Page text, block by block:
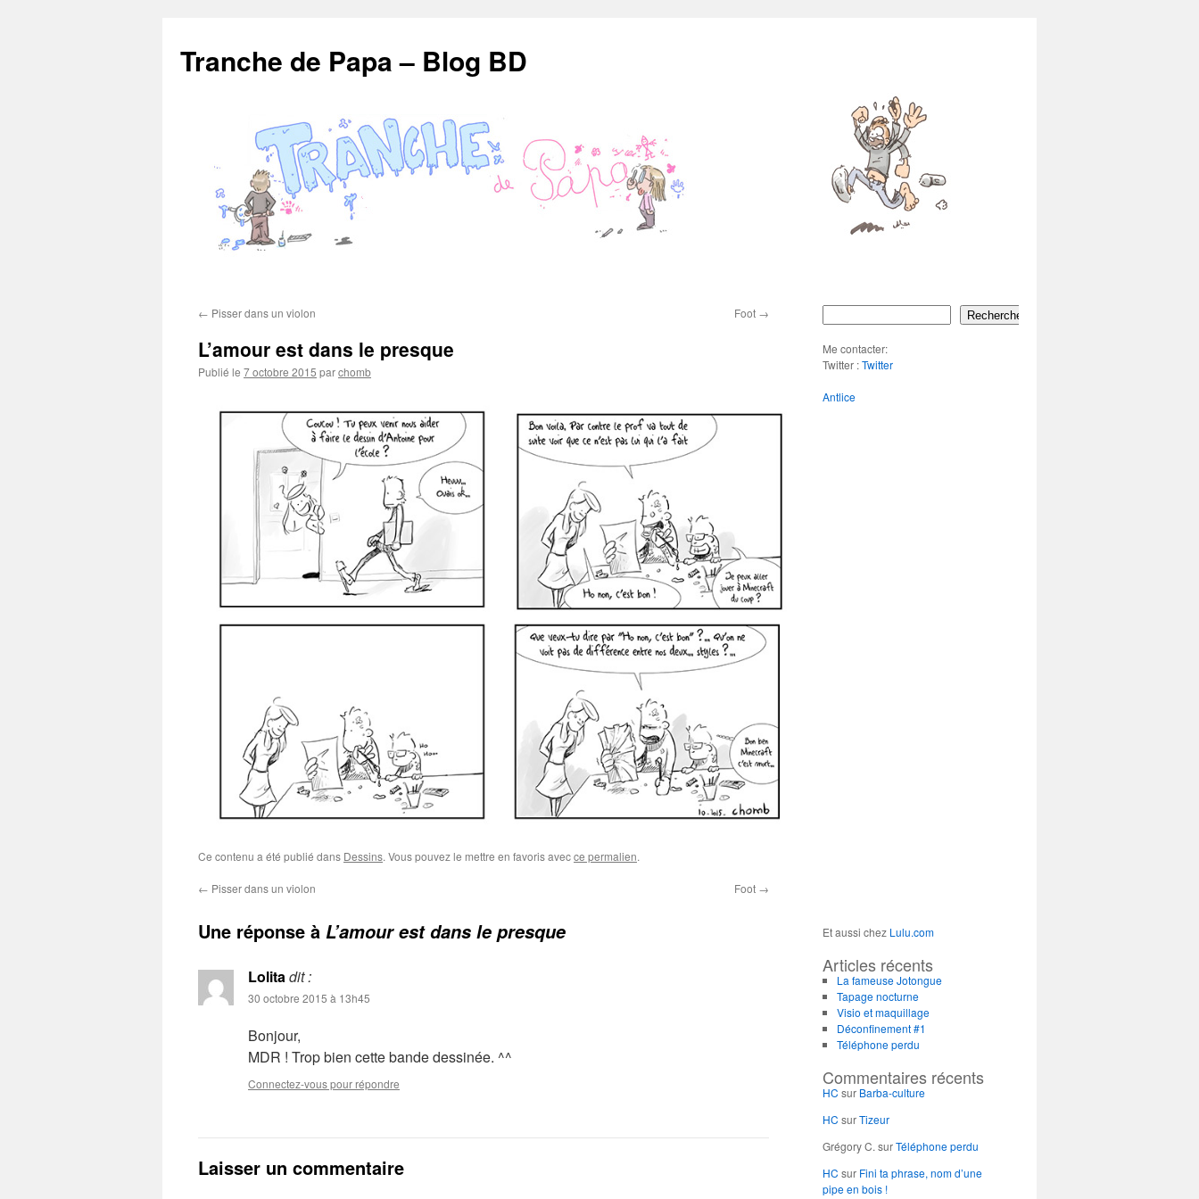
contenu
Tranche de Papa – Blog BD
← Pisser dans un violon Foot →
L’amour est dans le presque
Publié le 7 octobre 2015 parchomb
Ce contenu a été publié dans Dessins. Vous pouvez le mettre en favoris avecce permalien.
← Pisser dans un violon Foot →
Une réponse à L’amour est dans le presque
Lolitadit :
30 octobre 2015 à 13h45
Bonjour,
MDR ! Trop bien cette bande dessinée. ^^
Connectez-vous pour répondre
Laisser un commentaire
Rechercher
Me contacter:
Twitter :Twitter
Antlice
Et aussi chez Lulu.com
Articles récents
La fameuse Jotongue
Tapage nocturne
Visio et maquillage
Déconfinement #1
Téléphone perdu
Commentaires récents
HC sur Barba-culture
HC surTizeur
Grégory C. surTéléphone perdu
HC sur Fini ta phrase, nom d’une
pipe en bois !